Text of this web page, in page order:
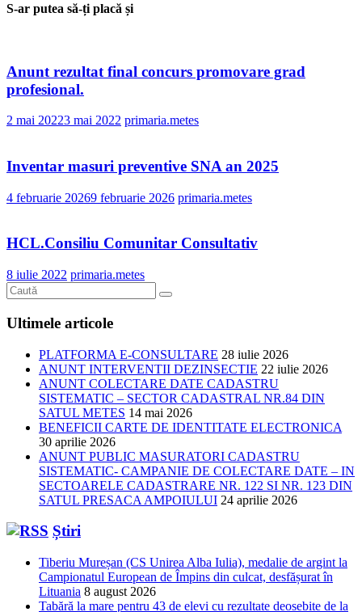
S-ar putea să-ți placă și
Anunt rezultat final concurs promovare grad
profesional.
2 mai 20223 mai 2022 primaria.metes
Inventar masuri preventive SNA an 2025
4 februarie 20269 februarie 2026 primaria.metes
HCL.Consiliu Comunitar Consultativ
8 iulie 2022 primaria.metes
Ultimele articole
PLATFORMA E-CONSULTARE 28 iulie 2026
ANUNT INTERVENTII DEZINSECTIE 22 iulie 2026
ANUNT COLECTARE DATE CADASTRU
SISTEMATIC – SECTOR CADASTRAL NR.84 DIN
SATUL METES 14 mai 2026
BENEFICII CARTE DE IDENTITATE ELECTRONICA
30 aprilie 2026
ANUNT PUBLIC MASURATORI CADASTRU
SISTEMATIC- CAMPANIE DE COLECTARE DATE – IN
SECTOARELE CADASTRARE NR. 122 SI NR. 123 DIN
SATUL PRESACA AMPOIULUI 24 aprilie 2026
Știri
Tiberiu Mureșan (CS Unirea Alba Iulia), medalie de argint la
Campionatul European de Împins din culcat, desfășurat în
Lituania 8 august 2026
Tabără la mare pentru 43 de elevi cu rezultate deosebite de la